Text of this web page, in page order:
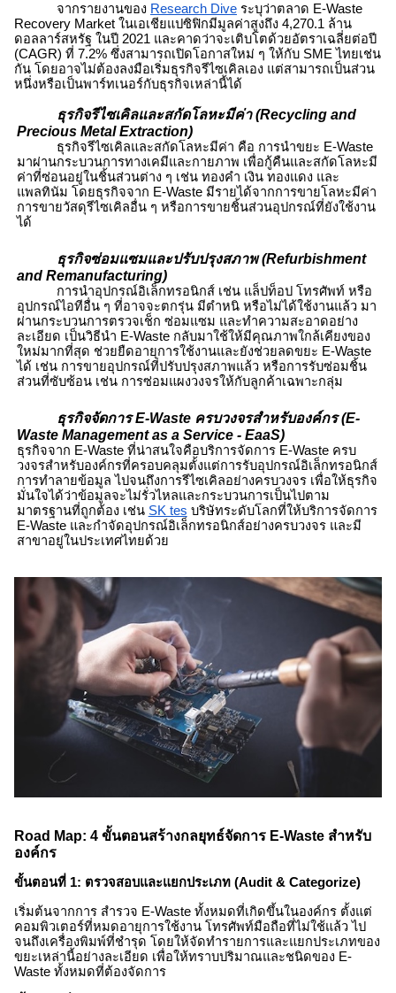
จากรายงานของ Research Dive ระบุว่าตลาด E-Waste
Recovery Market ในเอเชียแปซิฟิกมีมูลค่าสูงถึง 4,270.1 ล้าน
ดอลลาร์สหรัฐ ในปี 2021 และคาดว่าจะเติบโตด้วยอัตราเฉลี่ยต่อปี
(CAGR) ที่ 7.2% ซึ่งสามารถเปิดโอกาสใหม่ ๆ ให้กับ SME ไทยเช่น
กัน โดยอาจไม่ต้องลงมือเริ่มธุรกิจรีไซเคิลเอง แต่สามารถเป็นส่วน
หนึ่งหรือเป็นพาร์ทเนอร์กับธุรกิจเหล่านี้ได้
ธุรกิจรีไซเคิลและสกัดโลหะมีค่า (Recycling and
Precious Metal Extraction)
ธุรกิจรีไซเคิลและสกัดโลหะมีค่า คือ การนำขยะ E-Waste
มาผ่านกระบวนการทางเคมีและกายภาพ เพื่อกู้คืนและสกัดโลหะมี
ค่าที่ซ่อนอยู่ในชิ้นส่วนต่าง ๆ เช่น ทองคำ เงิน ทองแดง และ
แพลทินัม โดยธุรกิจจาก E-Wasteมีรายได้จากการขายโลหะมีค่า
การขายวัสดุรีไซเคิลอื่น ๆ หรือการขายชิ้นส่วนอุปกรณ์ที่ยังใช้งาน
ได้
ธุรกิจซ่อมแซมและปรับปรุงสภาพ (Refurbishment
and Remanufacturing)
การนำอุปกรณ์อิเล็กทรอนิกส์ เช่น แล็ปท็อป โทรศัพท์ หรือ
อุปกรณ์ไอทีอื่น ๆ ที่อาจจะตกรุ่น มีตำหนิ หรือไม่ได้ใช้งานแล้ว มา
ผ่านกระบวนการตรวจเช็ก ซ่อมแซม และทำความสะอาดอย่าง
ละเอียด เป็นวิธีนำ E-Waste กลับมาใช้ให้มีคุณภาพใกล้เคียงของ
ใหม่มากที่สุด ช่วยยืดอายุการใช้งานและยังช่วยลดขยะ E-Waste
ได้ เช่น การขายอุปกรณ์ที่ปรับปรุงสภาพแล้ว หรือการรับซ่อมชิ้น
ส่วนที่ซับซ้อน เช่น การซ่อมแผงวงจรให้กับลูกค้าเฉพาะกลุ่ม
ธุรกิจจัดการE-Wasteครบวงจรสำหรับองค์กร (E-
WasteManagement as a Service - EaaS)
ธุรกิจจาก E-Wasteที่น่าสนใจคือบริการจัดการ E-Wasteครบ
วงจรสำหรับองค์กรที่ครอบคลุมตั้งแต่การรับอุปกรณ์อิเล็กทรอนิกส์
การทำลายข้อมูล ไปจนถึงการรีไซเคิลอย่างครบวงจร เพื่อให้ธุรกิจ
มั่นใจได้ว่าข้อมูลจะไม่รั่วไหลและกระบวนการเป็นไปตาม
มาตรฐานที่ถูกต้อง เช่น SK tes บริษัทระดับโลกที่ให้บริการจัดการ
E-Wasteและกำจัดอุปกรณ์อิเล็กทรอนิกส์อย่างครบวงจร และมี
สาขาอยู่ในประเทศไทยด้วย
Road Map: 4 ขั้นตอนสร้างกลยุทธ์จัดการ E-Waste สำหรับ
องค์กร
ขั้นตอนที่ 1: ตรวจสอบและแยกประเภท (Audit & Categorize)
เริ่มต้นจากการ สำรวจ E-Waste ทั้งหมดที่เกิดขึ้นในองค์กร ตั้งแต่
คอมพิวเตอร์ที่หมดอายุการใช้งาน โทรศัพท์มือถือที่ไม่ใช้แล้ว ไป
จนถึงเครื่องพิมพ์ที่ชำรุด โดยให้จัดทำรายการและแยกประเภทของ
ขยะเหล่านี้อย่างละเอียด เพื่อให้ทราบปริมาณและชนิดของ E-
Waste ทั้งหมดที่ต้องจัดการ